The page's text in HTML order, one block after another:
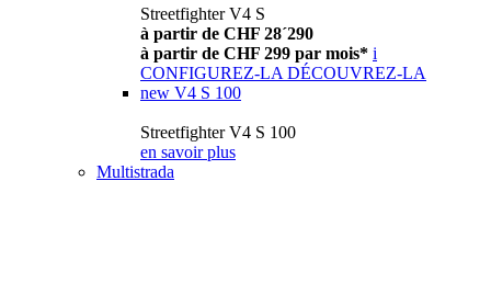
Streetfighter V4 S
à partir de CHF 28´290
à partir de CHF 299 par mois* i
CONFIGUREZ-LA DÉCOUVREZ-LA
new V4 S 100
Streetfighter V4 S 100
en savoir plus
Multistrada